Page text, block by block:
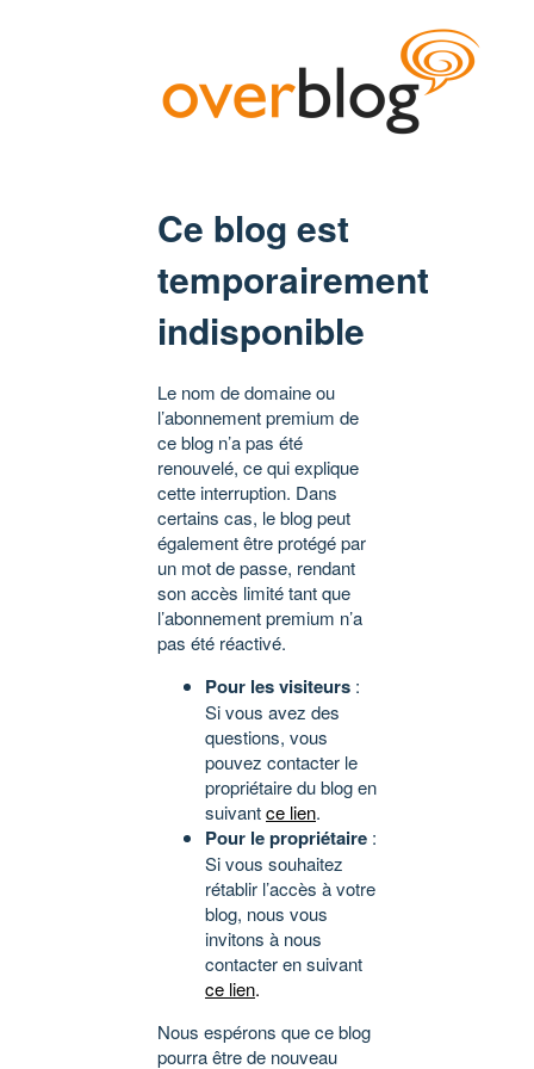
Ce blog est
temporairement
indisponible
Le nom de domaine ou
l’abonnement premium de
ce blog n’a pas été
renouvelé, ce qui explique
cette interruption. Dans
certains cas, le blog peut
également être protégé par
un mot de passe, rendant
son accès limité tant que
l’abonnement premium n’a
pas été réactivé.
Pour les visiteurs :
Si vous avez des
questions, vous
pouvez contacter le
propriétaire du blog en
suivantce lien.
Pour le propriétaire :
Si vous souhaitez
rétablir l’accès à votre
blog, nous vous
invitons à nous
contacter en suivant
ce lien.
Nous espérons que ce blog
pourra être de nouveau